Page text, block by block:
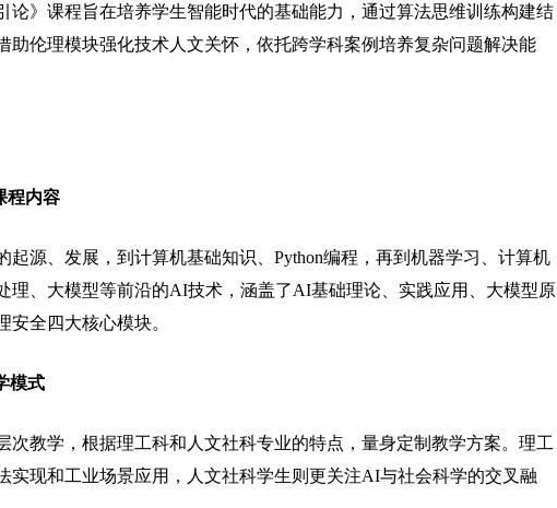
》课程旨在培养学生智能时代的基础能力，通过算法思维训练构建结
助伦理模块强化技术人文关怀，依托跨学科案例培养复杂问题解决能
内容
源、发展，到计算机基础知识、Python编程，再到机器学习、计算机
理、大模型等前沿的AI技术，涵盖了AI基础理论、实践应用、大模型原
安全四大核心模块。
模式
教学，根据理工科和人文社科专业的特点，量身定制教学方案。理工
实现和工业场景应用，人文社科学生则更关注AI与社会科学的交叉融